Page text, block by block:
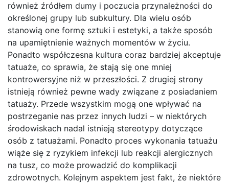
również źródłem dumy i poczucia przynależności do
określonej grupy lub subkultury. Dla wielu osób
stanowią one formę sztuki i estetyki, a także sposób
na upamiętnienie ważnych momentów w życiu.
Ponadto współczesna kultura coraz bardziej akceptuje
tatuaże, co sprawia, że stają się one mniej
kontrowersyjne niż w przeszłości. Z drugiej strony
istnieją również pewne wady związane z posiadaniem
tatuaży. Przede wszystkim mogą one wpływać na
postrzeganie nas przez innych ludzi – w niektórych
środowiskach nadal istnieją stereotypy dotyczące
osób z tatuażami. Ponadto proces wykonania tatuażu
wiąże się z ryzykiem infekcji lub reakcji alergicznych
na tusz, co może prowadzić do komplikacji
zdrowotnych. Kolejnym aspektem jest fakt, że niektóre